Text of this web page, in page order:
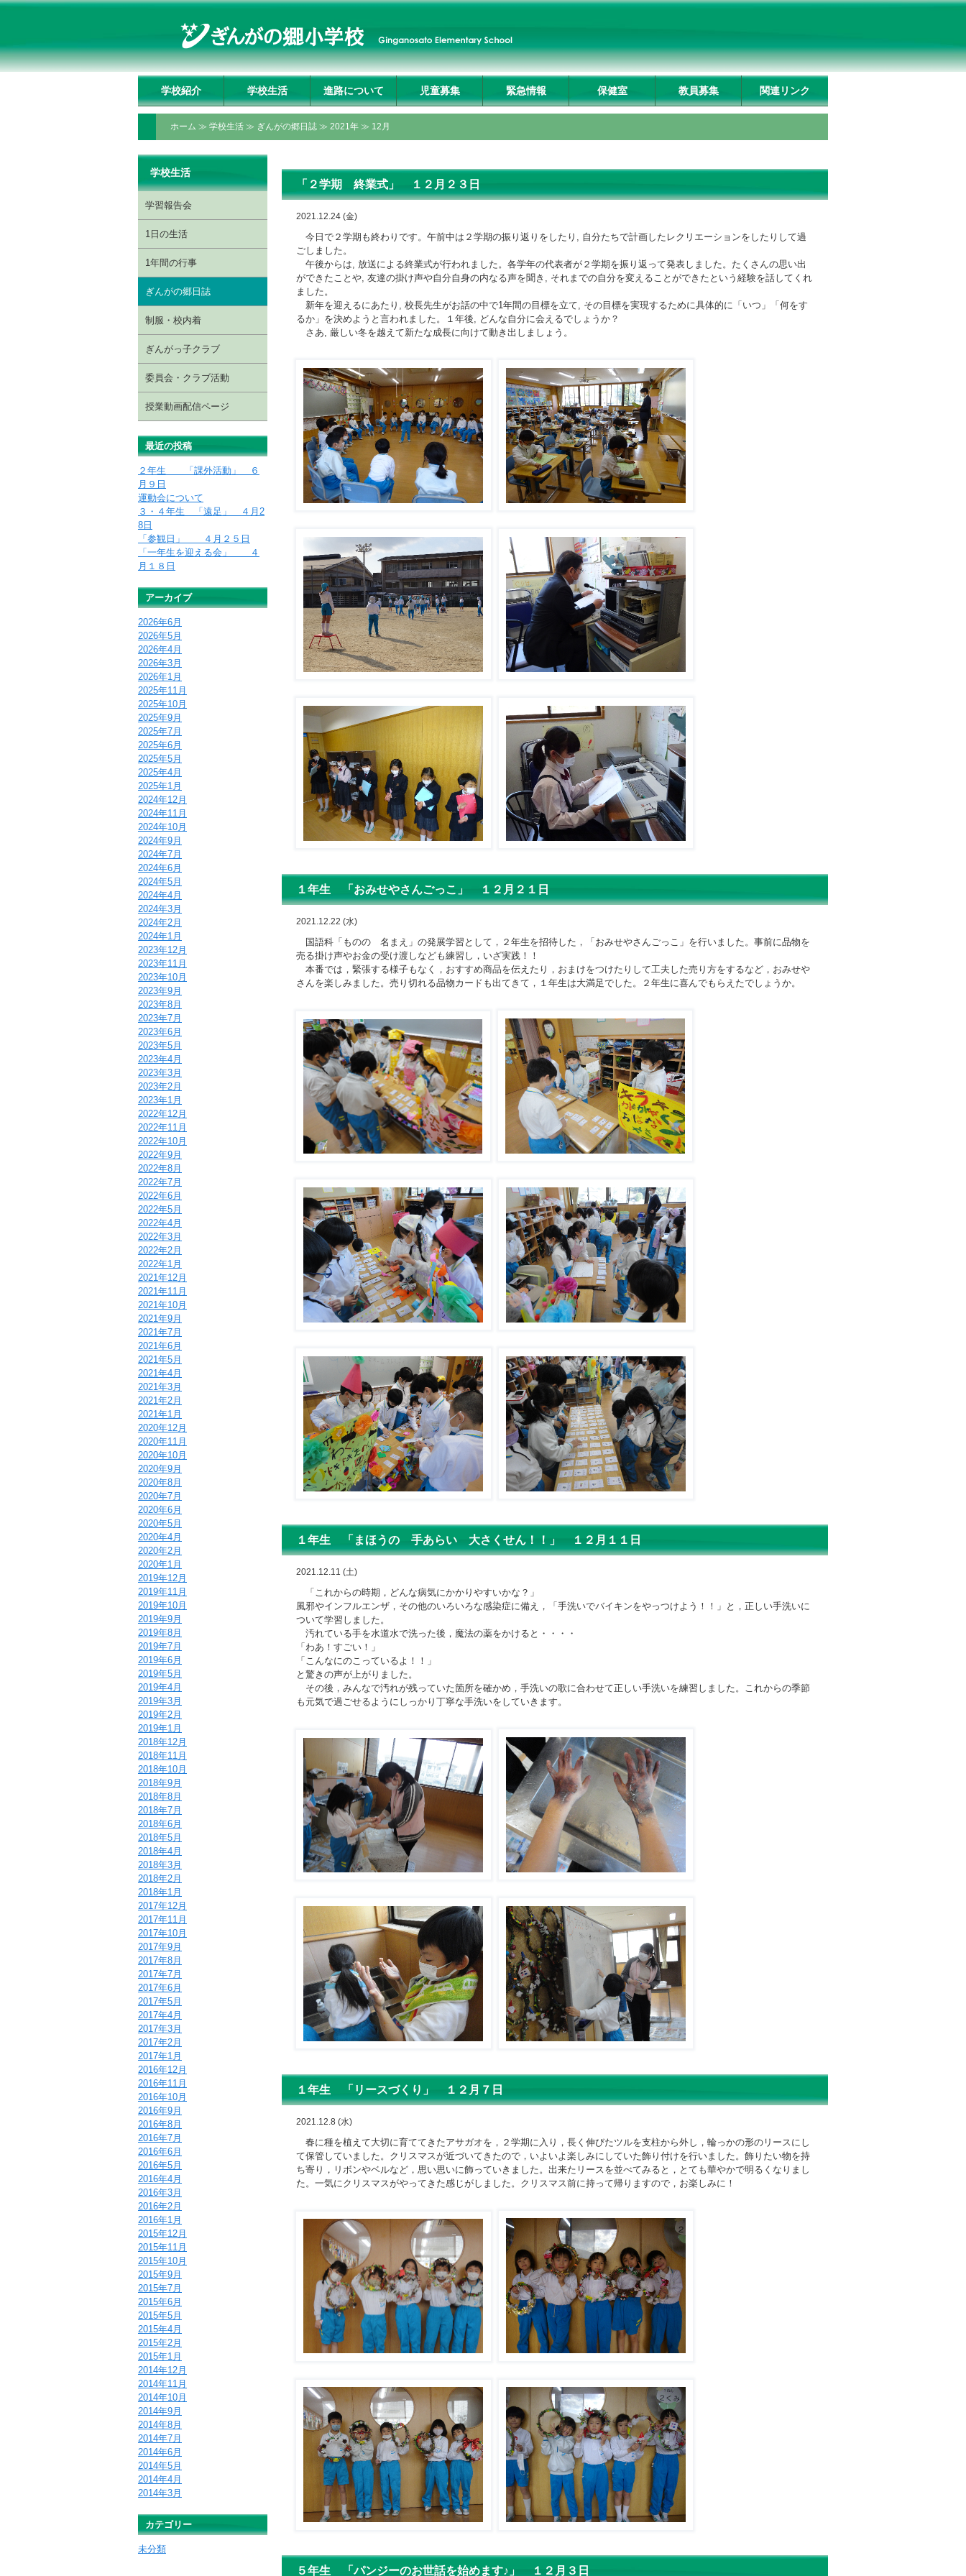
学校紹介 学校生活 進路について 児童募集 緊急情報 保健室 教員募集 関連リンク
ホーム ≫ 学校生活 ≫ ぎんがの郷日誌 ≫ 2021年 ≫ 12月
「２学期 終業式」 １２月２３日
2021.12.24 (金)
今日で２学期も終わりです。午前中は２学期の振り返りをしたり, 自分たちで計画したレクリエーションをしたりして過
ごしました。
午後からは, 放送による終業式が行われました。各学年の代表者が２学期を振り返って発表しました。たくさんの思い出
ができたことや, 友達の掛け声や自分自身の内なる声を聞き, それまでの自分を変えることができたという経験を話してくれ
ました。
新年を迎えるにあたり, 校長先生がお話の中で1年間の目標を立て, その目標を実現するために具体的に「いつ」「何をす
るか」を決めようと言われました。１年後, どんな自分に会えるでしょうか？
さあ, 厳しい冬を越えて新たな成長に向けて動き出しましょう。
１年生 「おみせやさんごっこ」 １２月２１日
2021.12.22 (水)
国語科「ものの 名まえ」の発展学習として，２年生を招待した，「おみせやさんごっこ」を行いました。事前に品物を
売る掛け声やお金の受け渡しなども練習し，いざ実践！！
本番では，緊張する様子もなく，おすすめ商品を伝えたり，おまけをつけたりして工夫した売り方をするなど，おみせや
さんを楽しみました。売り切れる品物カードも出てきて，１年生は大満足でした。２年生に喜んでもらえたでしょうか。
１年生 「まほうの 手あらい 大さくせん！！」 １２月１１日
2021.12.11 (土)
「これからの時期，どんな病気にかかりやすいかな？」
風邪やインフルエンザ，その他のいろいろな感染症に備え，「手洗いでバイキンをやっつけよう！！」と，正しい手洗いに
ついて学習しました。
汚れている手を水道水で洗った後，魔法の薬をかけると・・・・
「わあ！すごい！」
「こんなにのこっているよ！！」
と驚きの声が上がりました。
その後，みんなで汚れが残っていた箇所を確かめ，手洗いの歌に合わせて正しい手洗いを練習しました。これからの季節
も元気で過ごせるようにしっかり丁寧な手洗いをしていきます。
１年生 「リースづくり」 １２月７日
2021.12.8 (水)
春に種を植えて大切に育ててきたアサガオを，２学期に入り，長く伸びたツルを支柱から外し，輪っかの形のリースにし
て保管していました。クリスマスが近づいてきたので，いよいよ楽しみにしていた飾り付けを行いました。飾りたい物を持
ち寄り，リボンやベルなど，思い思いに飾っていきました。出来たリースを並べてみると，とても華やかで明るくなりまし
た。一気にクリスマスがやってきた感じがしました。クリスマス前に持って帰りますので，お楽しみに！
５年生 「パンジーのお世話を始めます♪」 １２月３日
学校生活
学習報告会
1日の生活
1年間の行事
ぎんがの郷日誌
制服・校内着
ぎんがっ子クラブ
委員会・クラブ活動
授業動画配信ページ
最近の投稿
２年生 「課外活動」 ６
月９日
運動会について
３・４年生 「遠足」 ４月2
8日
「参観日」 ４月２５日
「一年生を迎える会」 ４
月１８日
アーカイブ
2026年6月
2026年5月
2026年4月
2026年3月
2026年1月
2025年11月
2025年10月
2025年9月
2025年7月
2025年6月
2025年5月
2025年4月
2025年1月
2024年12月
2024年11月
2024年10月
2024年9月
2024年7月
2024年6月
2024年5月
2024年4月
2024年3月
2024年2月
2024年1月
2023年12月
2023年11月
2023年10月
2023年9月
2023年8月
2023年7月
2023年6月
2023年5月
2023年4月
2023年3月
2023年2月
2023年1月
2022年12月
2022年11月
2022年10月
2022年9月
2022年8月
2022年7月
2022年6月
2022年5月
2022年4月
2022年3月
2022年2月
2022年1月
2021年12月
2021年11月
2021年10月
2021年9月
2021年7月
2021年6月
2021年5月
2021年4月
2021年3月
2021年2月
2021年1月
2020年12月
2020年11月
2020年10月
2020年9月
2020年8月
2020年7月
2020年6月
2020年5月
2020年4月
2020年2月
2020年1月
2019年12月
2019年11月
2019年10月
2019年9月
2019年8月
2019年7月
2019年6月
2019年5月
2019年4月
2019年3月
2019年2月
2019年1月
2018年12月
2018年11月
2018年10月
2018年9月
2018年8月
2018年7月
2018年6月
2018年5月
2018年4月
2018年3月
2018年2月
2018年1月
2017年12月
2017年11月
2017年10月
2017年9月
2017年8月
2017年7月
2017年6月
2017年5月
2017年4月
2017年3月
2017年2月
2017年1月
2016年12月
2016年11月
2016年10月
2016年9月
2016年8月
2016年7月
2016年6月
2016年5月
2016年4月
2016年3月
2016年2月
2016年1月
2015年12月
2015年11月
2015年10月
2015年9月
2015年7月
2015年6月
2015年5月
2015年4月
2015年2月
2015年1月
2014年12月
2014年11月
2014年10月
2014年9月
2014年8月
2014年7月
2014年6月
2014年5月
2014年4月
2014年3月
カテゴリー
未分類